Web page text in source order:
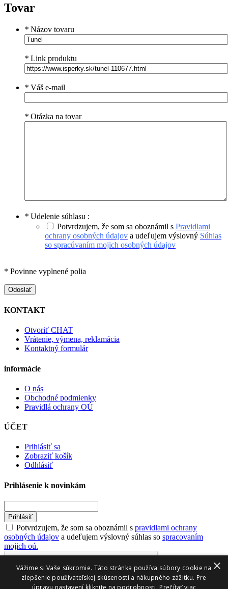
Tovar
* Názov tovaru
* Link produktu
* Váš e-mail
* Otázka na tovar
* Udelenie súhlasu :
Potvrdzujem, že som sa oboznámil s Pravidlami
ochrany osobných údajov a udeľujem výslovný Súhlas
so spracúvaním mojich osobných údajov
* Povinne vyplnené polia
Odoslať
KONTAKT
Otvoriť CHAT
Vrátenie, výmena, reklamácia
Kontaktný formulár
informácie
O nás
Obchodné podmienky
Pravidlá ochrany OÚ
ÚČET
Prihlásiť sa
Zobraziť košík
Odhlásiť
Prihlásenie k novinkám
Prihlásiť
Potvrdzujem, že som sa oboznámil s pravidlami ochrany
osobných údajov a udeľujem výslovný súhlas so spracovaním
mojich oú.
×
Vážime si Vaše súkromie. Táto stránka používa súbory cookie na
zlepšenie používateľskej skúsenosti a nákupného zážitku. Pre
úpravu nastavení kliknite na podrobnosti. Prečítať viac